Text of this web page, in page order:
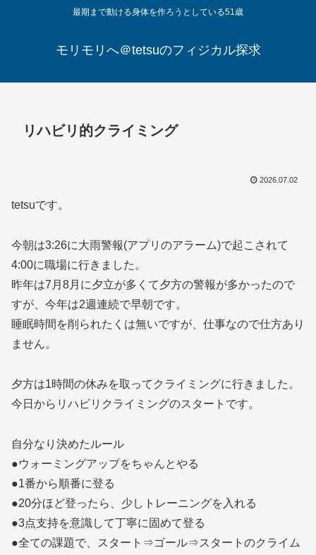
最期まで動ける身体を作ろうとしている51歳
モリモリへ＠tetsuのフィジカル探求
リハビリ的クライミング
2026.07.02
tetsuです。
今朝は3:26に大雨警報(アプリのアラーム)で起こされて
4:00に職場に行きました。
昨年は7月8月に夕立が多くて夕方の警報が多かったので
すが、今年は2週連続で早朝です。
睡眠時間を削られたくは無いですが、仕事なので仕方あり
ません。
夕方は1時間の休みを取ってクライミングに行きました。
今日からリハビリクライミングのスタートです。
自分なり決めたルール
●ウォーミングアップをちゃんとやる
●1番から順番に登る
●20分ほど登ったら、少しトレーニングを入れる
●3点支持を意識して丁寧に固めて登る
●全ての課題で、スタート⇒ゴール⇒スタートのクライム